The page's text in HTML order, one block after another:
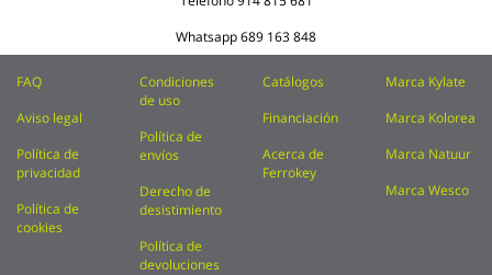
Whatsapp689 163 848
FAQ
Aviso legal
Política de
privacidad
Política de
cookies
Condiciones
de uso
Política de
envíos
Derecho de
desistimiento
Política de
devoluciones
Catálogos
Financiación
Acerca de
Ferrokey
Marca Kylate
Marca Kolorea
Marca Natuur
Marca Wesco